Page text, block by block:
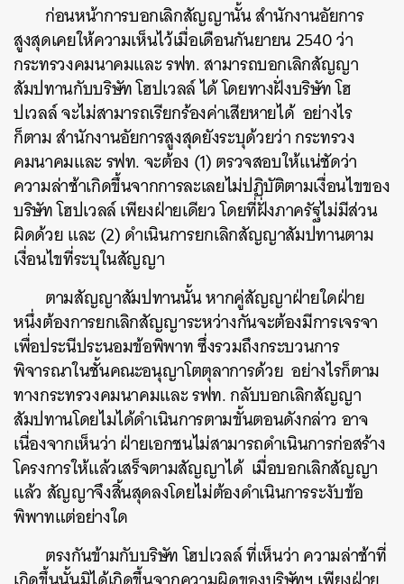
ก่อนหน้าการบอกเลิกสัญญานั้น สำนักงานอัยการ
สูงสุดเคยให้ความเห็นไว้เมื่อเดือนกันยายน 2540 ว่า
กระทรวงคมนาคมและ รฟท. สามารถบอกเลิกสัญญา
สัมปทานกับบริษัท โฮปเวลล์ ได้ โดยทางฝั่งบริษัท โฮ
ปเวลล์ จะไม่สามารถเรียกร้องค่าเสียหายได้ อย่างไร
ก็ตาม สำนักงานอัยการสูงสุดยังระบุด้วยว่า กระทรวง
คมนาคมและ รฟท. จะต้อง (1) ตรวจสอบให้แน่ชัดว่า
ความล่าช้าเกิดขึ้นจากการละเลยไม่ปฏิบัติตามเงื่อนไขของ
บริษัท โฮปเวลล์ เพียงฝ่ายเดียว โดยที่ฝั่งภาครัฐไม่มีส่วน
ผิดด้วย และ (2) ดำเนินการยกเลิกสัญญาสัมปทานตาม
เงื่อนไขที่ระบุในสัญญา
ตามสัญญาสัมปทานนั้น หากคู่สัญญาฝ่ายใดฝ่าย
หนึ่งต้องการยกเลิกสัญญาระหว่างกันจะต้องมีการเจรจา
เพื่อประนีประนอมข้อพิพาท ซึ่งรวมถึงกระบวนการ
พิจารณาในชั้นคณะอนุญาโตตุลาการด้วย อย่างไรก็ตาม
ทางกระทรวงคมนาคมและ รฟท. กลับบอกเลิกสัญญา
สัมปทานโดยไมได้ดำเนินการตามขั้นตอนดังกล่าว อาจ
เนื่องจากเห็นว่า ฝ่ายเอกชนไม่สามารถดำเนินการก่อสร้าง
โครงการให้แล้วเสร็จตามสัญญาได้ เมื่อบอกเลิกสัญญา
แล้ว สัญญาจึงสิ้นสุดลงโดยไม่ต้องดำเนินการระงับข้อ
พิพาทแต่อย่างใด
ตรงกันข้ามกับบริษัท โฮปเวลล์ ที่เห็นว่า ความล่าช้าที่
ค้นหา
SHARE